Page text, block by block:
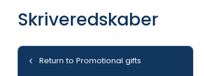
Skriveredskaber
Return to Promotional gifts